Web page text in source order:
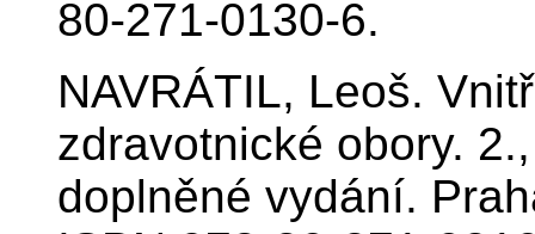
80-271-0130-6.
NAVRÁTIL, Leoš.
zdravotnické obory.
doplněné vydání.